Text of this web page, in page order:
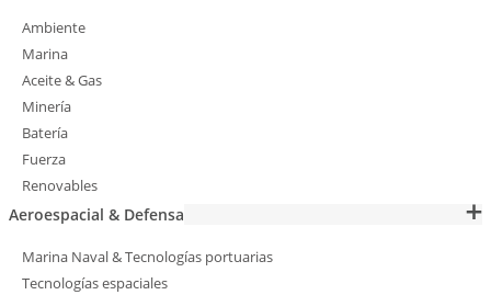
Ambiente
Marina
Aceite & Gas
Minería
Batería
Fuerza
Renovables
Aeroespacial & Defensa
Marina Naval & Tecnologías portuarias
Tecnologías espaciales